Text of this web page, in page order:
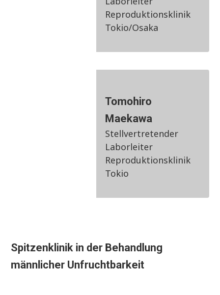
Reproduktionsklinik
Tokio/Osaka
Tomohiro
Maekawa
Stellvertretender
Laborleiter
Reproduktionsklinik
Tokio
Spitzenklinik in der Behandlung
männlicher Unfruchtbarkeit